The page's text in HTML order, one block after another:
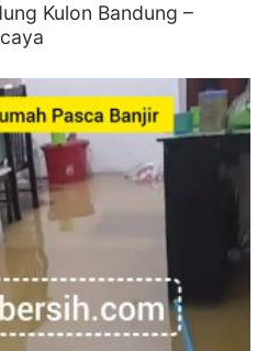
Kulon Bandung –